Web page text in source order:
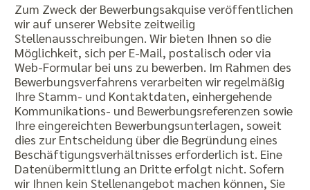
Zum Zweck der Bewerbungsakquise veröffentlichen
wir auf unserer Website zeitweilig
Stellenausschreibungen. Wir bieten Ihnen so die
Möglichkeit, sich per E-Mail, postalisch oder via
Web-Formular bei uns zu bewerben. Im Rahmen des
Bewerbungsverfahrens verarbeiten wir regelmäßig
Ihre Stamm- und Kontaktdaten, einhergehende
Kommunikations- und Bewerbungsreferenzen sowie
Ihre eingereichten Bewerbungsunterlagen, soweit
dies zur Entscheidung über die Begründung eines
Beschäftigungsverhältnisses erforderlich ist. Eine
Datenübermittlung an Dritte erfolgt nicht. Sofern
wir Ihnen kein Stellenangebot machen können, Sie